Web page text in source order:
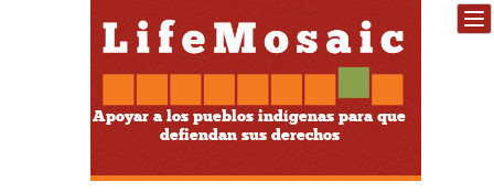
Apoyar a los pueblos indígenas para que
defiendan sus derechos